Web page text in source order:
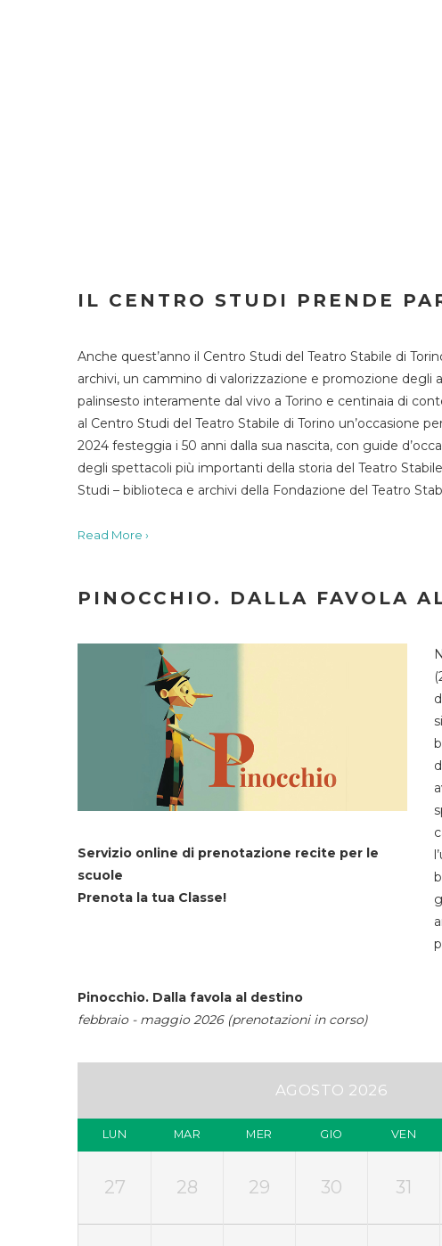
IL CENTRO STUDI PRENDE
Anche quest’anno il Centro Studi del Teatro Stabile di
archivi, un cammino di valorizzazione e promozione degli
palinsesto interamente dal vivo a Torino e centinaia di
al Centro Studi del Teatro Stabile di Torino un’occasione
2024 festeggia i 50 anni dalla sua nascita, con guide
degli spettacoli più importanti della storia del Teatro
Studi – biblioteca e archivi della Fondazione del Teatro
Read More ›
PINOCCHIO. DALLA FAVOLA
Servizio online di prenotazione recite per le
scuole
Prenota la tua Classe!
Pinocchio. Dalla favola al destino
febbraio - maggio 2026 (prenotazioni in corso)
AGOSTO 2026
LUN MAR MER GIO VEN
27 28 29 30 31